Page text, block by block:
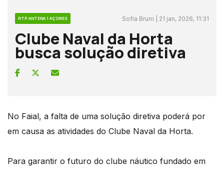
RTP ANTENA 1 AÇORES Sofia Brum | 21 jan, 2026, 11:31
Clube Naval da Horta
busca solução diretiva
No Faial, a falta de uma solução diretiva poderá por
em causa as atividades do Clube Naval da Horta.
Para garantir o futuro do clube náutico fundado em